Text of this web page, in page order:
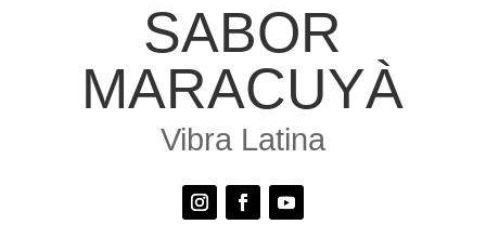
SABOR
MARACUYÀ
Vibra Latina